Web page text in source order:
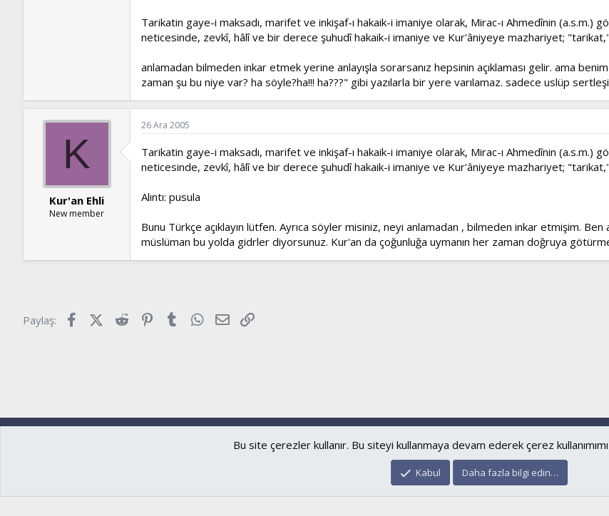
Tarikatin gaye-i maksadı, marifet ve inkişaf-ı hakaik-i imaniye olarak, Mirac-ı Ahmedînin (a.s.m.)
neticesinde, zevkî, hâlî ve bir derece şuhudî hakaik-i imaniye ve Kur'âniyeye mazhariyet;
anlamadan bilmeden inkar etmek yerine anlayışla sorarsanız hepsinin açıklaması gelir. ama
zaman şu bu niye var? ha söyle?ha!!! ha???" gibi yazılarla bir yere varılamaz. sadece uslüp
K
Kur'an Ehli
New member
26 Ara 2005
Tarikatin gaye-i maksadı, marifet ve inkişaf-ı hakaik-i imaniye olarak, Mirac-ı Ahmedînin (a.s.m.)
neticesinde, zevkî, hâlî ve bir derece şuhudî hakaik-i imaniye ve Kur'âniyeye mazhariyet;
Alıntı: pusula
Bunu Türkçe açıklayın lütfen. Ayrıca söyler misiniz, neyi anlamadan , bilmeden inkar etmişim.
müslüman bu yolda gidrler diyorsunuz. Kur'an da çoğunluğa uymanın her zaman doğruya
Paylaş: FacebookX (Twitter)
Reddit PinterestTumblrWhatsApp
E-posta
Community platform by XenForo
© 2010-2024 XenForo Ltd.
islamforum.com.tr © 2001 - 2024
Bu site çerezler kullanır. Bu siteyi kullanmaya devam ederek çerez
Kabul Daha fazla bilgi edin…